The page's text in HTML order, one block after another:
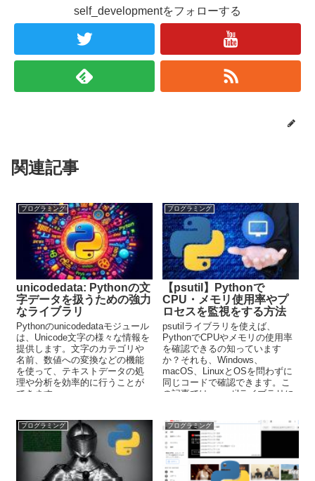
self_developmentをフォローする
関連記事
プログラミング
unicodedata: Pythonの文
字データを扱うための強力
なライブラリ
Pythonのunicodedataモジュール
は、Unicode文字の様々な情報を
提供します。文字のカテゴリや
名前、数値への変換などの機能
を使って、テキストデータの処
理や分析を効率的に行うことが
できます。
プログラミング
【psutil】Pythonで
CPU・メモリ使用率やプ
ロセスを監視をする方法
psutilライブラリを使えば、
PythonでCPUやメモリの使用率
を確認できるの知っています
か？それも、Windows、
macOS、LinuxとOSを問わずに
同じコードで確認できます。こ
の記事では、psutilライブラリに
プログラミング プログラミング